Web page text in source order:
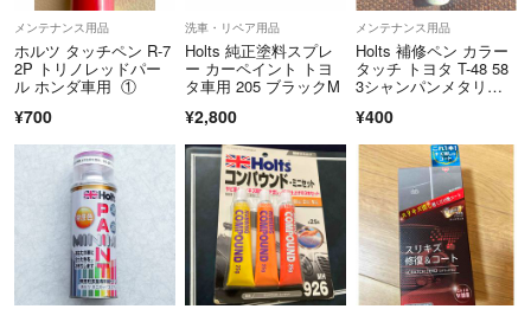
メンテナンス用品
ホルツ タッチペン R-7
2P トリノレッドパー
ル ホンダ車用 ①
¥700
洗車・リペア用品
Holts 純正塗料スプレ
ー カーペイント トヨ
タ車用 205 ブラックM
¥2,800
メンテナンス用品
Holts 補修ペン カラー
タッチ トヨタ T-48 58
3シャンパンメタリッ
¥400